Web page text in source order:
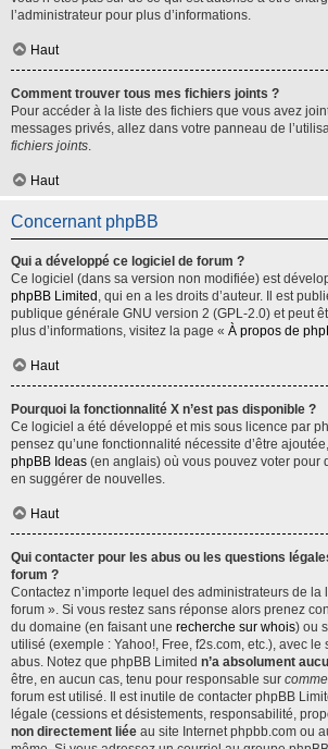
l’administrateur pour plus d’informations.
Haut
Comment trouver tous mes fichiers joints ?
Pour accéder à la liste des fichiers que vous avez
messages privés, allez dans votre panneau de
fichiers joints.
Haut
Concernant phpBB
Qui a développé ce logiciel de forum ?
Ce logiciel (dans sa version non modifiée) est
phpBB Limited , qui en a les droits d’auteur. Il est
publique générale GNU version 2 (GPL-2.0) et peut
plus d’informations, visitez la page « À propos de
Haut
Pourquoi la fonctionnalité X n’est pas disponible ?
Ce logiciel a été développé et mis sous licence par
pensez qu’une fonctionnalité nécessite d’être
phpBB Ideas (en anglais) où vous pouvez voter pour
en suggérer de nouvelles.
Haut
Qui contacter pour les abus ou les questions
forum ?
Contactez n’importe lequel des administrateurs de la
forum ». Si vous restez sans réponse alors prenez
du domaine (en faisant une recherche sur whois) ou
utilisé (exemple : Yahoo!, Free, f2s.com, etc.), avec
abus. Notez que phpBB Limited n’a absolument
être, en aucun cas, tenu pour responsable sur
forum est utilisé. Il est inutile de contacter phpBB
légale (cessions et désistements, responsabilité,
non directement liée au site Internet phpbb.com ou